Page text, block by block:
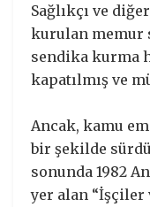
Sağlıkçı ve
kurulan memur
sendika kurma
kapatılmış ve
Ancak, kamu
bir şekilde
sonunda 1982
yer alan “İşçiler